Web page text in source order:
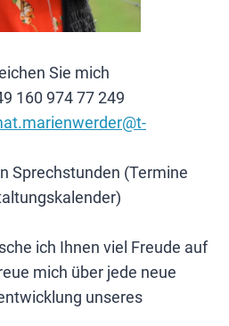
Sie mich
160 974 77 249
Sprechstunden (Termine
ich Ihnen viel Freude auf
mich über jede neue
unseres